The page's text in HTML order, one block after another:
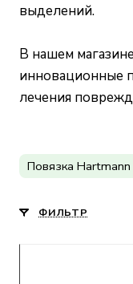
выделений.
В нашем
инновационные
лечения
Повязка Hartmann
ФИЛЬТР